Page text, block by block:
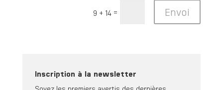
9 + 14 = Envoi
Inscription à la newsletter